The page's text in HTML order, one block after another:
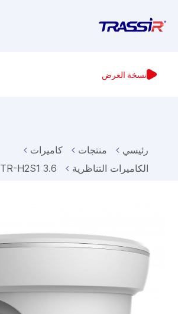
نسخة العرض
رئيسي منتجات
كاميرات
الكاميرات التناظرية
TR-H2S1 3.6